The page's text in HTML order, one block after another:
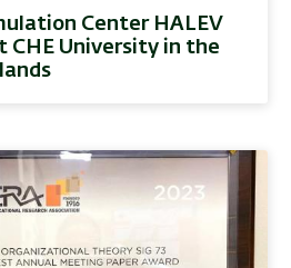
Center HALEV
CHE University in the